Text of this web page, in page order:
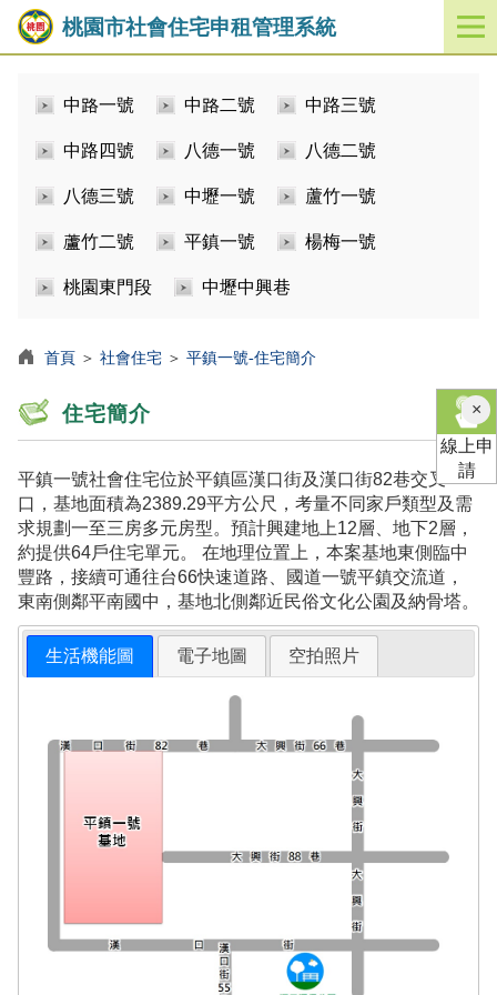
桃園市社會住宅申租管理系統
開
啟
中路一號 中路二號 中路三號
中路四號 八德一號 八德二號
八德三號 中壢一號 蘆竹一號
蘆竹二號 平鎮一號 楊梅一號
桃園東門段 中壢中興巷
首頁 ＞ 社會住宅 ＞ 平鎮一號-住宅簡介
住宅簡介
平鎮一號社會住宅位於平鎮區漢口街及漢口街82巷交叉
口，基地面積為2389.29平方公尺，考量不同家戶類型及需
求規劃一至三房多元房型。預計興建地上12層、地下2層，
約提供64戶住宅單元。 在地理位置上，本案基地東側臨中
豐路，接續可通往台66快速道路、國道一號平鎮交流道，
東南側鄰平南國中，基地北側鄰近民俗文化公園及納骨塔。
生活機能圖 電子地圖 空拍照片
×關
閉
線上申
請